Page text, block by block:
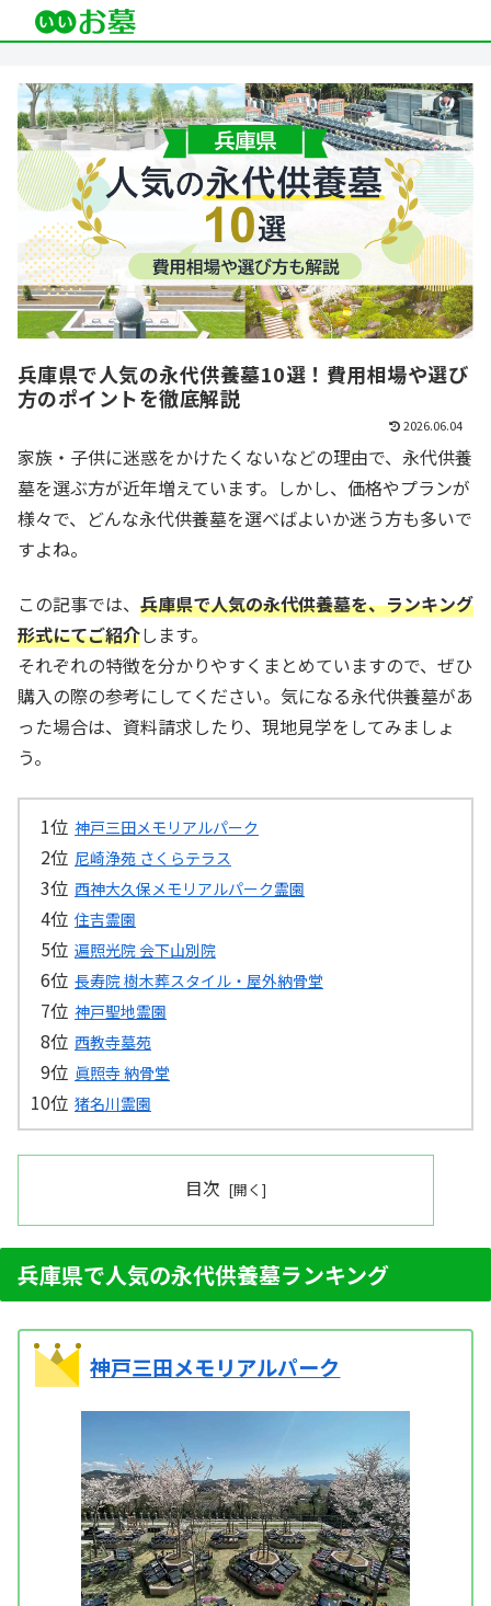
兵庫県で人気の永代供養墓10選！費用相場や選び
方のポイントを徹底解説
2026.06.04
家族・子供に迷惑をかけたくないなどの理由で、永代供養
墓を選ぶ方が近年増えています。しかし、価格やプランが
様々で、どんな永代供養墓を選べばよいか迷う方も多いで
すよね。
この記事では、 兵庫県で人気の永代供養墓を、ランキング
形式にてご紹介します。
それぞれの特徴を分かりやすくまとめていますので、ぜひ
購入の際の参考にしてください。気になる永代供養墓があ
った場合は、資料請求したり、現地見学をしてみましょ
う。
神戸三田メモリアルパーク
尼崎浄苑 さくらテラス
西神大久保メモリアルパーク霊園
住吉霊園
遍照光院 会下山別院
長寿院 樹木葬スタイル・屋外納骨堂
神戸聖地霊園
西教寺墓苑
眞照寺 納骨堂
猪名川霊園
目次
兵庫県で人気の永代供養墓ランキング
神戸三田メモリアルパーク